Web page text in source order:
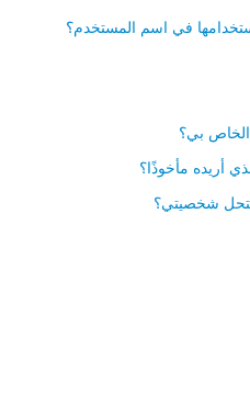
في اسم المستخدم؟
بي؟
أريده مأخوذًا؟
شخصيتي؟